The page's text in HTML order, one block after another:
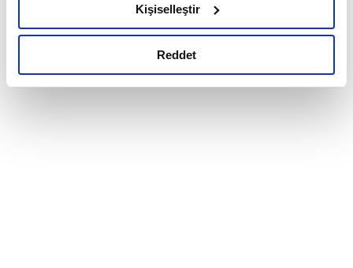
Ayarlar butonuna tıklayabilir,Çerez Bilgilendirme
Metnimizi ziyaret edebilirsiniz.
okumak ve sitemizi ziyaretiniz kapsamında
Kişiselleştir
Reddet